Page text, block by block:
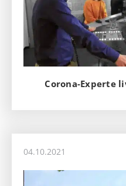
Corona-Experte
04.10.2021